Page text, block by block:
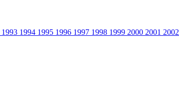
1993 1994 1995 1996 1997 1998 1999 2000 2001 2002